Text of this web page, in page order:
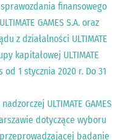
finansowego
GAMES S.A. oraz
z działalności ULTIMATE
kapitałowej ULTIMATE
od 1 stycznia 2020 r. Do 31
ULTIMATE GAMES
dotyczące wyboru
badanie